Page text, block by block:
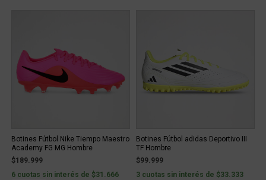
Botines Fútbol Nike Tiempo Maestro
Academy FG MG Hombre
$189.999
6 cuotas sin interés de $31.666
Botines Fútbol adidas Deportivo III
TF Hombre
$99.999
3 cuotas sin interés de $33.333